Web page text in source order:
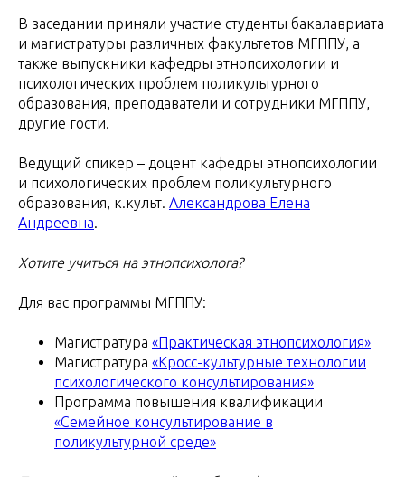
В заседании приняли участие студенты бакалавриата
и магистратуры различных факультетов МГППУ, а
также выпускники кафедры этнопсихологии и
психологических проблем поликультурного
образования, преподаватели и сотрудники МГППУ,
другие гости.
Ведущий спикер – доцент кафедры этнопсихологии
и психологических проблем поликультурного
образования, к.культ. Александрова Елена
Андреевна.
Хотите учиться на этнопсихолога?
Для вас программы МГППУ:
Магистратура «Практическая этнопсихология»
Магистратура «Кросс-культурные технологии
психологического консультирования»
Программа повышения квалификации
«Семейное консультирование в
поликультурной среде»